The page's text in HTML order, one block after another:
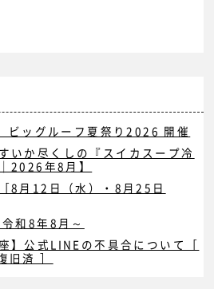
ビッグルーフ夏祭り2026 開催
いか尽くしの『スイカスープ冷
2026年8月】
8月12日（水）・8月25日
和8年8月～
】公式LINEの不具合について［
済 ］